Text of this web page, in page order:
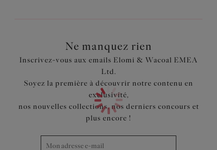
Ne manquez rien
Inscrivez-vous aux emails Elomi & Wacoal EMEA
Ltd.
Soyez la première à découvrir notre contenu en
exclusivité,
nos nouvelles collections, nos derniers concours et
plus encore !